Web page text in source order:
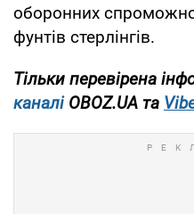
оборонних
фунтів стерлінгів.
Тільки перевірена
каналіOBOZ.UA та